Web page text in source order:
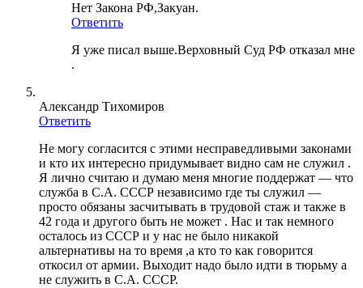
Нет Закона РФ,Закуан.
Ответить
Я уже писал выше.Верховный Суд РФ отказал мне
.
Александр Тихомиров
Ответить
Не могу согласится с этими несправедливыми законами
и кто их интересно придумывает видно сам не служил .
Я лично считаю и думаю меня многие поддержат — что
служба в С.А. СССР независимо где ты служил —
просто обязаны засчитывать в трудовой стаж и также в
42 года и другого быть не может . Нас и так немного
осталось из СССР и у нас не было никакой
альтернативы на то время ,а кто то как говорится
откосил от армии. Выходит надо было идти в тюрьму а
не служить в С.А. СССР.